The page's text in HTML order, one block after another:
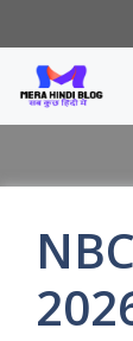
to
content